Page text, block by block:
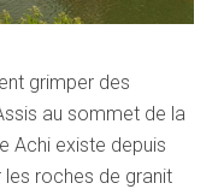
grimper des
au sommet de la
Achi existe depuis
les roches de granit